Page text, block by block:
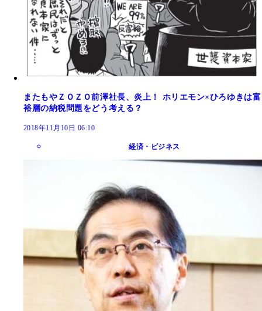
またもやＺＯＺＯ前澤社長、炎上！ ホリエモン×ひろゆきは富
裕層の納税問題をどう考える？
2018年11月10日 06:10
経済・ビジネス